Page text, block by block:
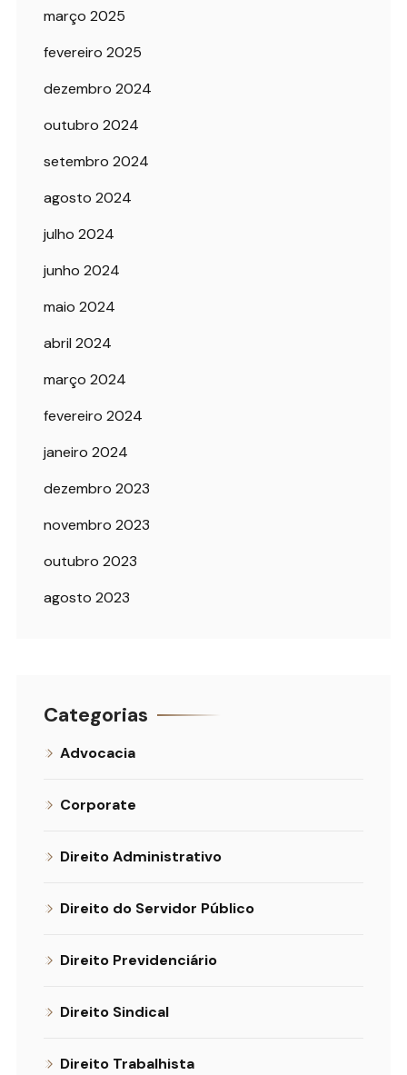
março 2025
fevereiro 2025
dezembro 2024
outubro 2024
setembro 2024
agosto 2024
julho 2024
junho 2024
maio 2024
abril 2024
março 2024
fevereiro 2024
janeiro 2024
dezembro 2023
novembro 2023
outubro 2023
agosto 2023
Categorias
Advocacia
Corporate
Direito Administrativo
Direito do Servidor Público
Direito Previdenciário
Direito Sindical
Direito Trabalhista